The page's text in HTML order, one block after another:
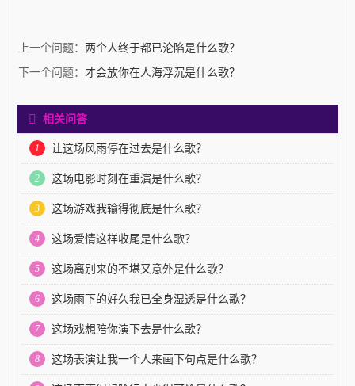
上一个问题： 两个人终于都已沦陷是什么歌？
下一个问题： 才会放你在人海浮沉是什么歌？
相关问答
1 让这场风雨停在过去是什么歌？
2 这场电影时刻在重演是什么歌？
3 这场游戏我输得彻底是什么歌？
4 这场爱情这样收尾是什么歌？
5 这场离别来的不堪又意外是什么歌？
6 这场雨下的好久我已全身湿透是什么歌？
7 这场戏想陪你演下去是什么歌？
8 这场表演让我一个人来画下句点是什么歌？